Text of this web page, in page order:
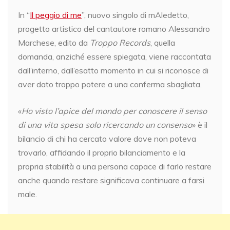
In “Il peggio di me”, nuovo singolo di mAledetto,
progetto artistico del cantautore romano Alessandro
Marchese, edito da Troppo Records, quella
domanda, anziché essere spiegata, viene raccontata
dall’interno, dall’esatto momento in cui si riconosce di
aver dato troppo potere a una conferma sbagliata.
«Ho visto l’apice del mondo per conoscere il senso
di una vita spesa solo ricercando un consenso» è il
bilancio di chi ha cercato valore dove non poteva
trovarlo, affidando il proprio bilanciamento e la
propria stabilità a una persona capace di farlo restare
anche quando restare significava continuare a farsi
male.